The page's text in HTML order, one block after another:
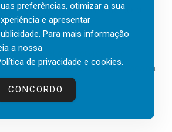
Global Outlook 2026
global em serviços de
e inteligência artificial (IA), acaba
preferências, otimizar a sua
e apresentar
Para mais informação
a nossa
de privacidade e cookies.
CONCORDO